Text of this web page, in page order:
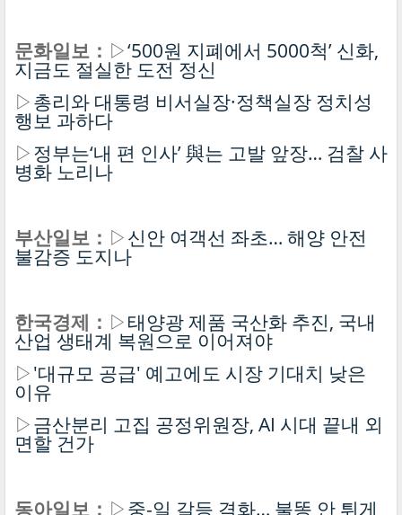
문화일보： ▷‘500원 지폐에서 5000척’ 신화,
지금도 절실한 도전 정신
▷총리와 대통령 비서실장·정책실장 정치성
행보 과하다
▷정부는‘내 편 인사’ 與는 고발 앞장… 검찰 사
병화 노리나
부산일보： ▷신안 여객선 좌초… 해양 안전
불감증 도지나
한국경제： ▷태양광 제품 국산화 추진, 국내
산업 생태계 복원으로 이어져야
▷'대규모 공급' 예고에도 시장 기대치 낮은
이유
▷금산분리 고집 공정위원장, AI 시대 끝내 외
면할 건가
동아일보： ▷중-일 갈등 격화… 불똥 안 튀게